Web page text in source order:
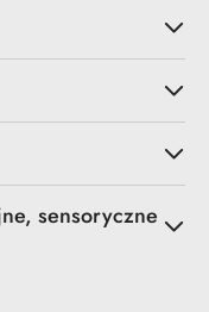
sensoryczne